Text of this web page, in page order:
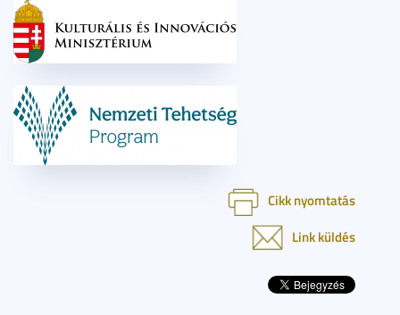
Cikk nyomtatás
Link küldés